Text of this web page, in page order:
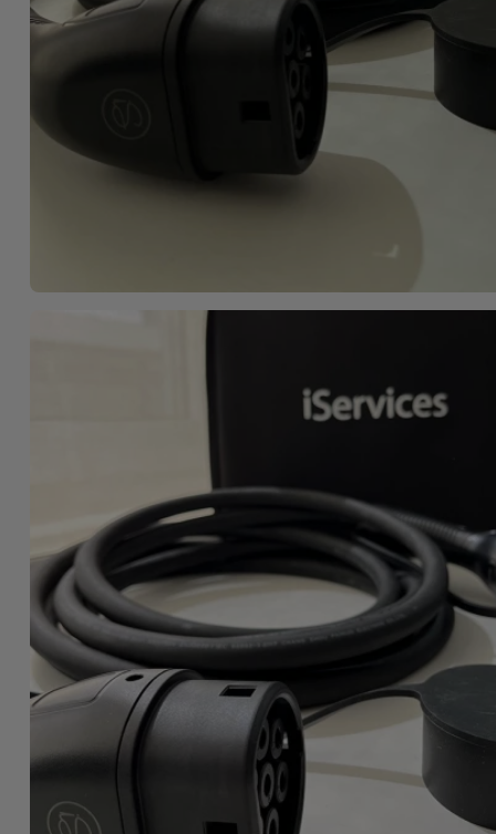
Andere
merken
alles
Telefoonketens
Gadgets
Hygiëne
en Huis
Computer
Aaccessoires
iPad en
Tablet
Accessoires
Kids
Bekijk